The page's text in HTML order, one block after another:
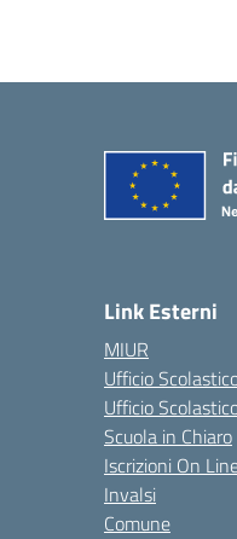
Link Esterni
MIUR
Ufficio
Ufficio
Scuola in Chiaro
Iscrizioni On
Invalsi
Comune